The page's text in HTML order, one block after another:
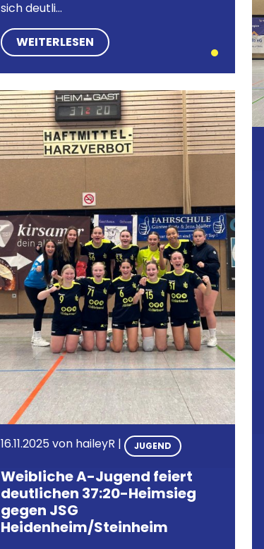
sich deutli...
WEITERLESEN
16.11.2025 von haileyR | JUGEND
Weibliche A-Jugend feiert
deutlichen 37:20-Heimsieg
gegen JSG
Heidenheim/Steinheim